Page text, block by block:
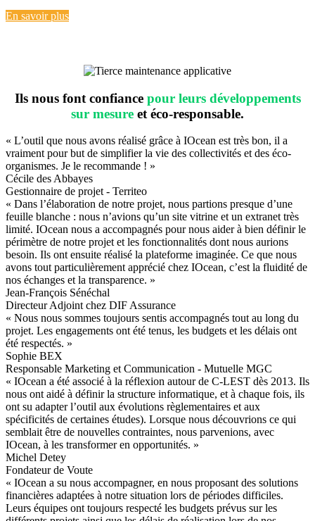
En savoir plus
Ils nous font confiance pour leurs développements
sur mesure et éco-responsable.
« L’outil que nous avons réalisé grâce à IOcean est très bon, il a
vraiment pour but de simplifier la vie des collectivités et des éco-
organismes. Je le recommande ! »
Cécile des Abbayes
Gestionnaire de projet - Territeo
« Dans l’élaboration de notre projet, nous partions presque d’une
feuille blanche : nous n’avions qu’un site vitrine et un extranet très
limité. IOcean nous a accompagnés pour nous aider à bien définir le
périmètre de notre projet et les fonctionnalités dont nous aurions
besoin. Ils ont ensuite réalisé la plateforme imaginée. Ce que nous
avons tout particulièrement apprécié chez IOcean, c’est la fluidité de
nos échanges et la transparence. »
Jean-François Sénéchal
Directeur Adjoint chez DIF Assurance
« Nous nous sommes toujours sentis accompagnés tout au long du
projet. Les engagements ont été tenus, les budgets et les délais ont
été respectés. »
Sophie BEX
Responsable Marketing et Communication - Mutuelle MGC
« IOcean a été associé à la réflexion autour de C-LEST dès 2013. Ils
nous ont aidé à définir la structure informatique, et à chaque fois, ils
ont su adapter l’outil aux évolutions règlementaires et aux
spécificités de certaines études). Lorsque nous découvrions ce qui
semblait être de nouvelles contraintes, nous parvenions, avec
IOcean, à les transformer en opportunités. »
Michel Detey
Fondateur de Voute
« IOcean a su nous accompagner, en nous proposant des solutions
financières adaptées à notre situation lors de périodes difficiles.
Leurs équipes ont toujours respecté les budgets prévus sur les